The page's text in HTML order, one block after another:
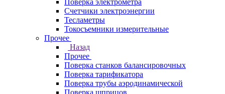
Поверка электрометра
Счетчики электроэнергии
Тесламетры
Токосъемники измерительные
Прочее
Назад
Прочее
Поверка станков балансировочных
Поверка тарификатора
Поверка трубы аэродинамической
Поверка шприцов